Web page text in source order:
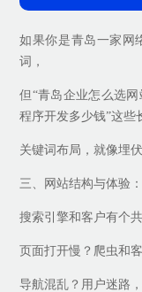
如果你是青岛一家网
词，
但“青岛企业怎么选
程序开发多少钱”这些
关键词布局，就像埋
三、网站结构与体验
搜索引擎和客户有个
页面打开慢？爬虫和
导航混乱？用户迷路